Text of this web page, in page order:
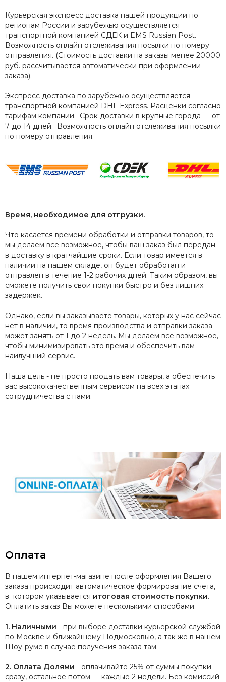
Курьерская экспресс доставка нашей продукции по
регионам России и зарубежью осуществляется
транспортной компанией СДЕК и EMS Russian Post.
Возможность онлайн отслеживания посылки по номеру
отправления. (Стоимость доставки на заказы менее 20000
руб. рассчитывается автоматически при оформлении
заказа).
Экспресс доставка по зарубежью осуществляется
транспортной компанией DHL Express. Расценки согласно
тарифам компании. Срок доставки в крупные города — от
7 до 14 дней. Возможность онлайн отслеживания посылки
по номеру отправления.
Время, необходимое для отгрузки.
Что касается времени обработки и отправки товаров, то
мы делаем все возможное, чтобы ваш заказ был передан
в доставку в кратчайшие сроки. Если товар имеется в
наличии на нашем складе, он будет обработан и
отправлен в течение 1-2 рабочих дней. Таким образом, вы
сможете получить свои покупки быстро и без лишних
задержек.
Однако, если вы заказываете товары, которых у нас сейчас
нет в наличии, то время производства и отправки заказа
может занять от 1 до 2 недель. Мы делаем все возможное,
чтобы минимизировать это время и обеспечить вам
наилучший сервис.
Наша цель - не просто продать вам товары, а обеспечить
вас высококачественным сервисом на всех этапах
сотрудничества с нами.
Оплата
В нашем интернет-магазине после оформления Вашего
заказа происходит автоматическое формирование счета,
в котором указывается итоговая стоимость покупки.
Оплатить заказ Вы можете несколькими способами:
1. Наличными - при выборе доставки курьерской службой
по Москве и ближайшему Подмосковью, а так же в нашем
Шоу-руме в случае получения заказа там.
2. Оплата Долями - оплачивайте 25% от суммы покупки
сразу, остальное потом — каждые 2 недели. Без комиссий